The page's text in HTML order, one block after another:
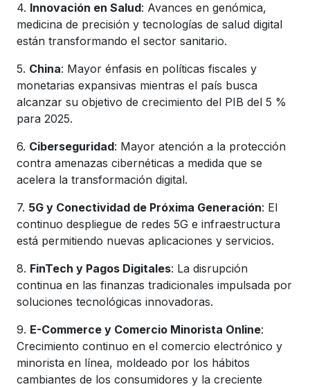
4. Innovación en Salud: Avances en genómica,
medicina de precisión y tecnologías de salud digital
están transformando el sector sanitario.
5. China: Mayor énfasis en políticas fiscales y
monetarias expansivas mientras el país busca
alcanzar su objetivo de crecimiento del PIB del 5 %
para 2025.
6. Ciberseguridad: Mayor atención a la protección
contra amenazas cibernéticas a medida que se
acelera la transformación digital.
7. 5G y Conectividad de Próxima Generación: El
continuo despliegue de redes 5G e infraestructura
está permitiendo nuevas aplicaciones y servicios.
8. FinTech y Pagos Digitales: La disrupción
continua en las finanzas tradicionales impulsada por
soluciones tecnológicas innovadoras.
9. E-Commerce y Comercio Minorista Online:
Crecimiento continuo en el comercio electrónico y
minorista en línea, moldeado por los hábitos
cambiantes de los consumidores y la creciente